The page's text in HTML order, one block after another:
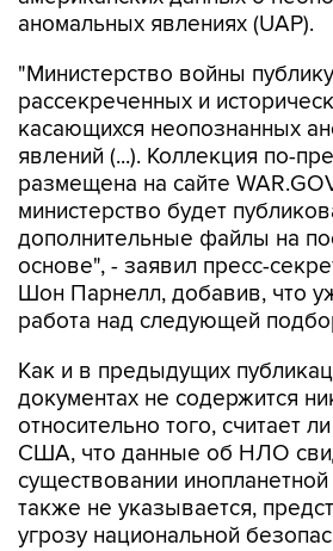
аномальных явлениях (UAP).
"Министерство войны
рассекреченных и
касающихся неопознанных
явлений (...). Коллекция по-
размещена на сайте
министерство будет
дополнительные файлы на
основе", - заявил пресс-
Шон Парнелл, добавив, что
работа над следующей
Как и в предыдущих
документах не содержится
относительно того, считает
США, что данные об НЛО
существовании
также не указывается,
угрозу национальной